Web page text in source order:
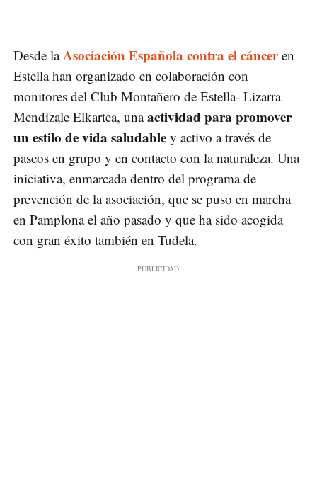
Desde laAsociación Española contra el cánceren
Estella han organizado en colaboración con
monitores del Club Montañero de Estella- Lizarra
Mendizale Elkartea, unaactividad para promover
un estilo de vida saludable y activo a través de
paseos en grupo y en contacto con la naturaleza. Una
iniciativa, enmarcada dentro del programa de
prevención de la asociación, que se puso en marcha
en Pamplona el año pasado y que ha sido acogida
con gran éxito también en Tudela.